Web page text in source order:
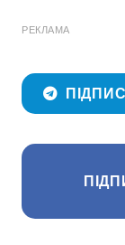
РЕКЛАМА